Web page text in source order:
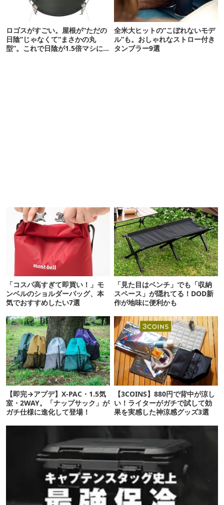
ロゴスがすごい。屋根が“ただの
日陰”じゃなくて“まさかの丸
型”。これで日陰が1.5倍マシに
全米大ヒットの“こぼれないモデ
ル”も。おしゃれなストロー付き
タンブラー9選
「コスパ高すぎて即買い！」モ
ンベルのショルダーバッグ、本
気でおすすめしたい7選
「見た目はベンチ」でも「収納
スペース」が隠れてる！DOD新
作が地味に便利かも
【即完→アプデ】X-PAC・1.5気
室・2WAY。「ナップサック」が
ガチ仕様に進化して登場！
【3COINS】880円で背中が涼し
い！ライターがガチで試して効
果を実感した神涼感グッズ3選